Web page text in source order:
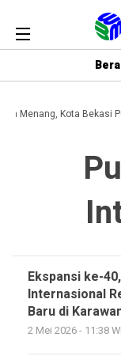
Menang, Kota Bekasi
Ekspansi ke-
Internasional
Baru di
2 Mei 2026 - 11:38